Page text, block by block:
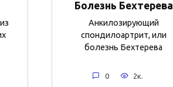
Болезнь Бехтерева
Анкилозирующий
спондилоартрит, или
болезнь Бехтерева
0 2к.